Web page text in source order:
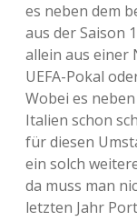
es neben dem
aus der Saison
allein aus einer
UEFA-Pokal
Wobei es
Italien schon
für diesen
ein solch
da muss man
letzten Jahr